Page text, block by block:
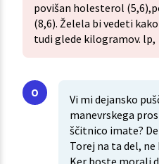
povišan holesterol
(8,6). Želela bi vedeti
tudi glede kilogramov. lp,
Vi mi dejansko
manevrskega
ščitnico imate?
Torej na ta del,